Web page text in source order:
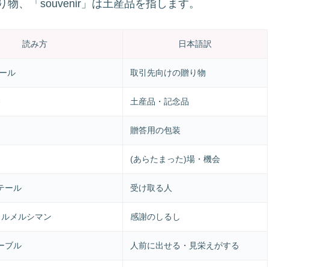
物、「souvenir」は土産品を指します。
読み方 日本語訳
ル 取引先向けの贈り物
土産品・記念品
贈答用の包装
(あらたまった)場・機会
ール 受け取る人
メルシマン 感謝のしるし
ブル 人前に出せる・見栄えがする